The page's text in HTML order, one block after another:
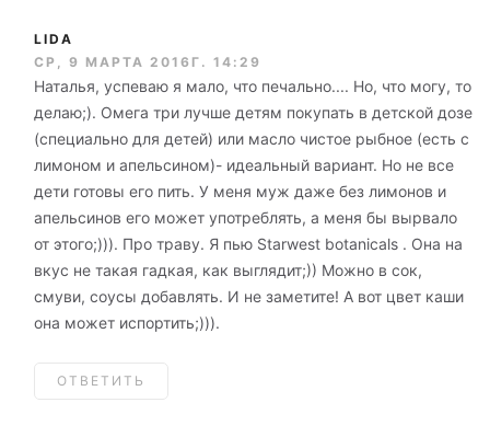
LIDA
СР, 9 МАРТА 2016Г. 14:29
Наталья, успеваю я мало, что печально.... Но, что могу, то
делаю;). Омега три лучше детям покупать в детской дозе
(специально для детей) или масло чистое рыбное (есть с
лимоном и апельсином)- идеальный вариант. Но не все
дети готовы его пить. У меня муж даже без лимонов и
апельсинов его может употреблять, а меня бы вырвало
от этого;))). Про траву. Я пью Starwest botanicals . Она на
вкус не такая гадкая, как выглядит;)) Можно в сок,
смуви, соусы добавлять. И не заметите! А вот цвет каши
она может испортить;))).
ОТВЕТИТЬ